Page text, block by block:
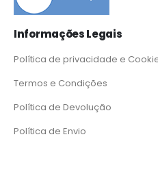
Informações Legais
Política de privacidade e
Termos e Condições
Política de Devolução
Política de Envio